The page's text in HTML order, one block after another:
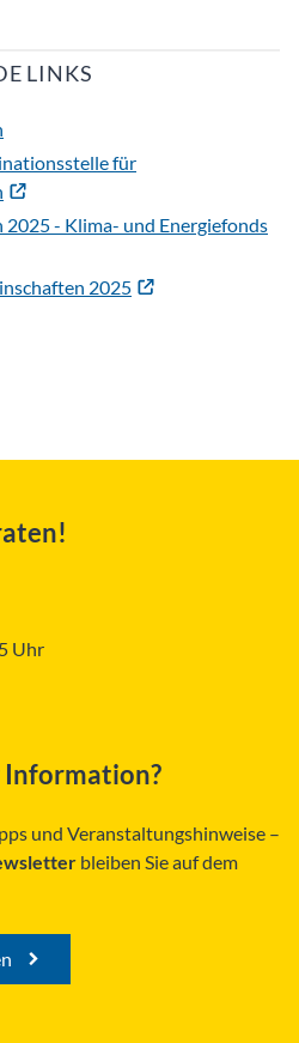
LINKS
für
2025 - Klima- und Energiefonds
2025
Uhr
Information?
und Veranstaltungshinweise –
bleiben Sie auf dem